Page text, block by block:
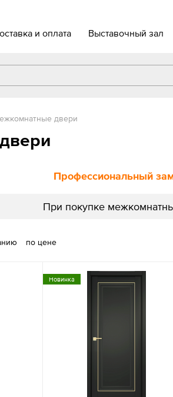
и оплата Выставочный зал
двери
Профессиональный
При покупке
по цене
Новинка